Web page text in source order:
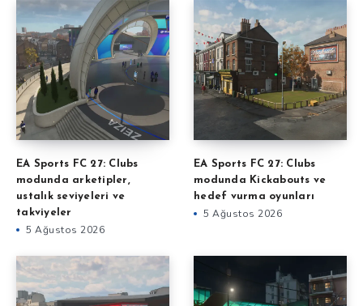
EA Sports FC 27: Clubs
modunda arketipler,
ustalık seviyeleri ve
takviyeler
5 Ağustos 2026
EA Sports FC 27: Clubs
modunda Kickabouts ve
hedef vurma oyunları
5 Ağustos 2026